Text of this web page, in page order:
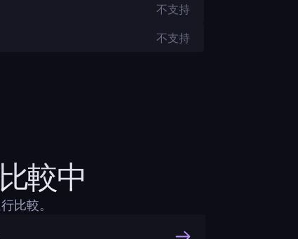
不支持
不支持
較中
比較。